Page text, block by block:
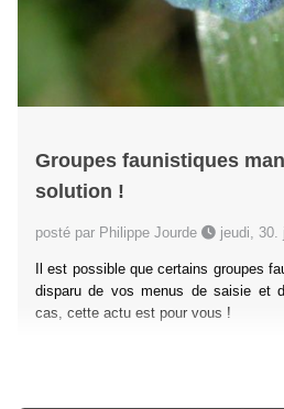
Groupes faunistiques
solution !
posté par Philippe Jourde jeudi, 30.
Il est possible que certains groupes
disparu de vos menus de saisie et
cas, cette actu est pour vous !